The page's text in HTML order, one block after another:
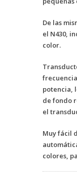
De las
el N430,
color.
frecuencia
potencia,
de fondo
el
Muy fácil
colores,